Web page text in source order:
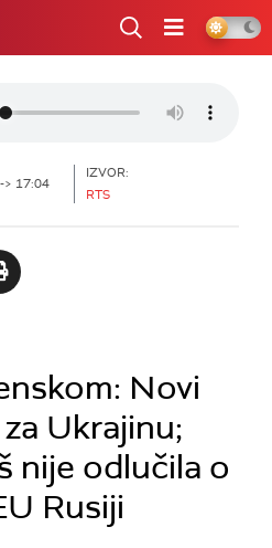
> 17:04
IZVOR:
RTS
Novi
Ukrajinu;
nije odlučila o
Rusiji